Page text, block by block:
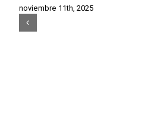
noviembre 11th, 2025